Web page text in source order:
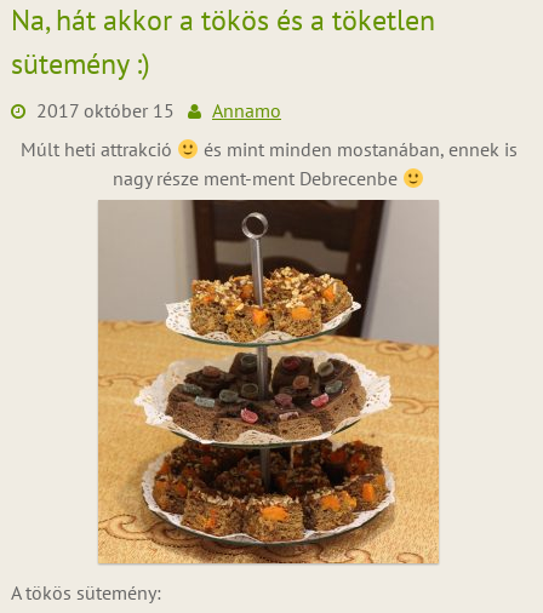
Na, hát akkor a tökös és a töketlen
sütemény :)
2017 október 15
Annamo
Múlt heti attrakció
és mint minden mostanában, ennek is
nagy része ment-ment Debrecenbe
A tökös sütemény: